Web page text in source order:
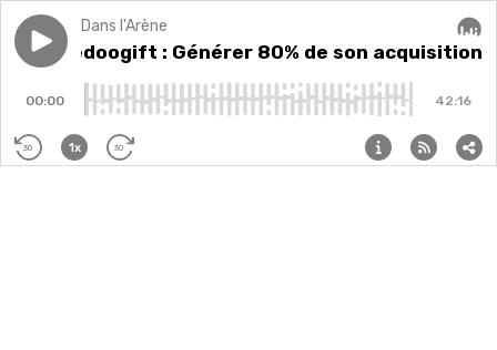
Play episode#13 - Wedoogift : Générer 80% de son acquisition
Dans l'Arène
#13 - Wedoogift : Générer 80% de son acquisition
00:00 42:16
30 1x 30